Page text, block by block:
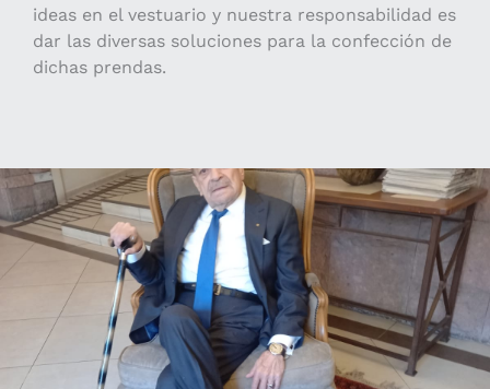
ideas en el vestuario y nuestra responsabilidad es
dar las diversas soluciones para la confección de
dichas prendas.